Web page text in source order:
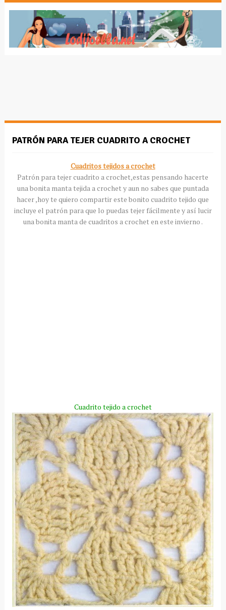
PATRÓN PARA TEJER CUADRITO A CROCHET
Cuadritostejidos acrochet
Patrón para tejercuadrito acrochet,estas pensando hacerte
una bonita manta tejida a crochet y aun no sabes que puntada
hacer ,hoy te quiero compartir este bonitocuadrito tejido que
incluye el patrón para que lo puedas tejer fácilmente yasí lucir
una bonita manta de cuadritos a crochet en este invierno .
Cuadrito tejido a crochet